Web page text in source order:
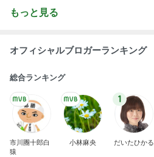
もっと見る
オフィシャルブロガーランキング
総合ランキング
市川團十郎白
猿
小林麻央
1
だいたひかる